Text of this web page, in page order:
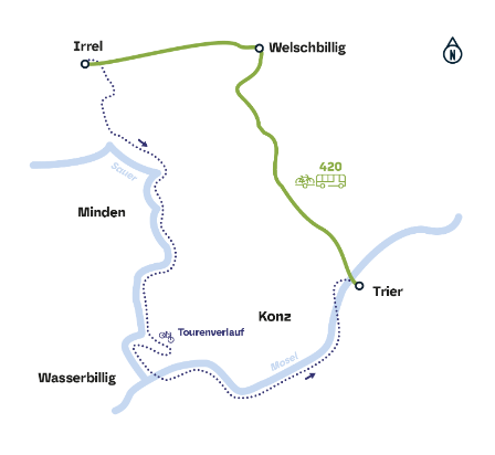
Touren-Tipp Untere Mittelmosel
Touren-Tipp Ruwer-Nahe
Touren-Tipp Oberes Sauertal
Touren-Tipp Eifel-Mosel
Touren-Tipp Wiedtal
Touren-Tipp Hoher Westerwald